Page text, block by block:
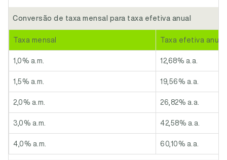
Conversão de taxa mensal para taxa efetiva anual
Taxa mensal Taxa efetiva anual
1,0% a.m. 12,68% a.a.
1,5% a.m. 19,56% a.a.
2,0% a.m. 26,82% a.a.
3,0% a.m. 42,58% a.a.
4,0% a.m. 60,10% a.a.